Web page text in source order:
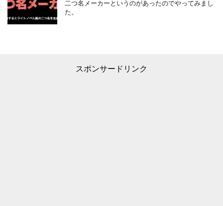
二つ名メーカーというのがあったのでやってみまし
た。
スポンサードリンク